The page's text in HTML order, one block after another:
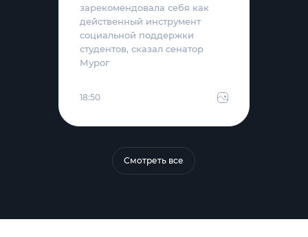
зарекомендовала себя как
действенный инструмент
социальной поддержки
студентов, сказал сенатор
Мурог
18:50
Смотреть все